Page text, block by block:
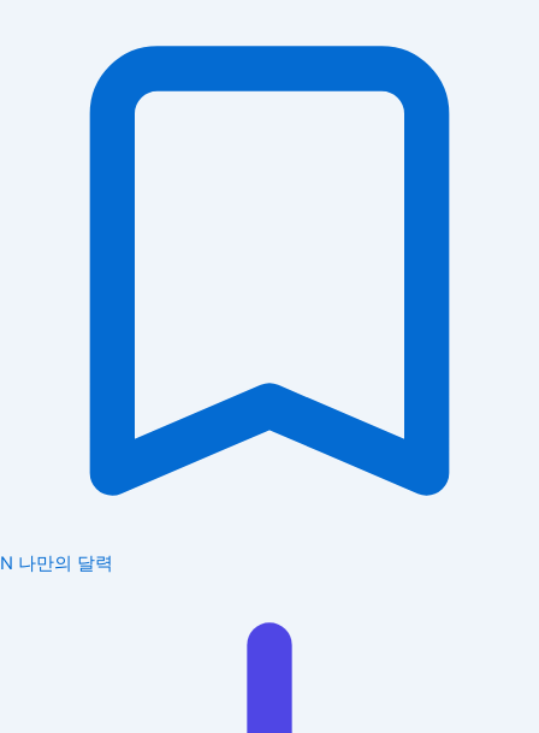
N 나만의 달력